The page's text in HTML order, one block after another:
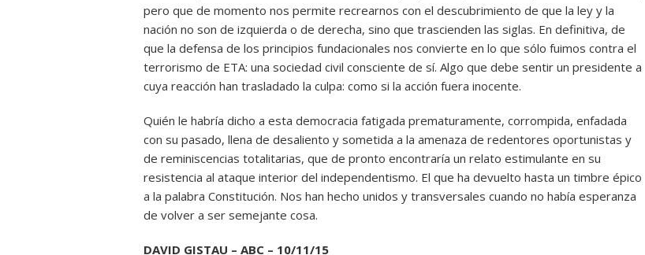
pero que de momento nos permite recrearnos con el descubrimiento de que la ley y la
nación no son de izquierda o de derecha, sino que trascienden las siglas. En definitiva, de
que la defensa de los principios fundacionales nos convierte en lo que sólo fuimos contra el
terrorismo de ETA: una sociedad civil consciente de sí. Algo que debe sentir un presidente a
cuya reacción han trasladado la culpa: como si la acción fuera inocente.
Quién le habría dicho a esta democracia fatigada prematuramente, corrompida, enfadada
con su pasado, llena de desaliento y sometida a la amenaza de redentores oportunistas y
de reminiscencias totalitarias, que de pronto encontraría un relato estimulante en su
resistencia al ataque interior del independentismo. El que ha devuelto hasta un timbre épico
a la palabra Constitución. Nos han hecho unidos y transversales cuando no había esperanza
de volver a ser semejante cosa.
DAVID GISTAU – ABC – 10/11/15